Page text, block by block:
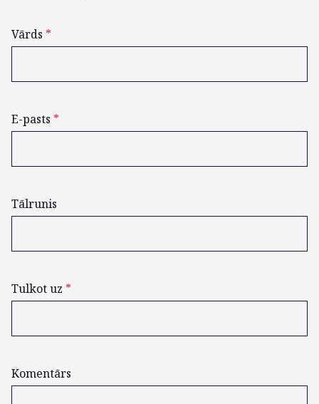
Vārds *
E-pasts *
Tālrunis
Tulkot uz *
Komentārs